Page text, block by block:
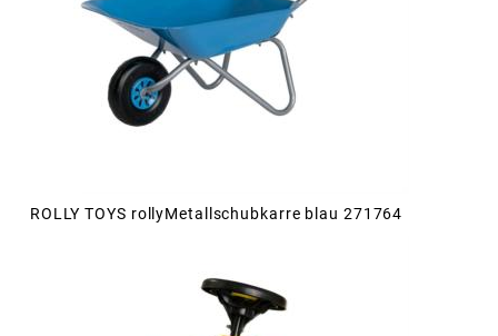
ROLLY TOYS rollyMetallschubkarre blau 271764